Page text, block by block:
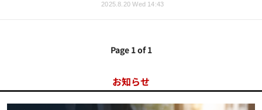
2025.8.20 Wed 14:43
Page 1 of 1
お知らせ